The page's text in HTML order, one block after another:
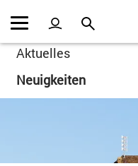
Kopfzeile
Inhalt
Aktuelles
Neuigkeiten